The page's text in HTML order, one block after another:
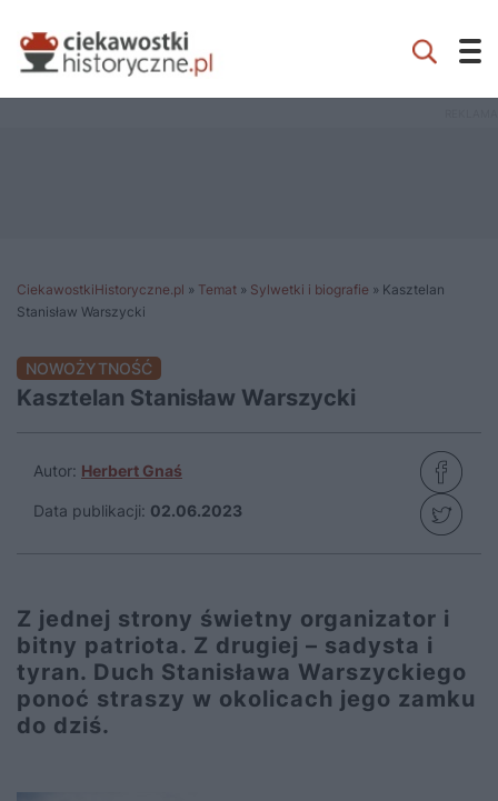
CiekawostkiHistoryczne.pl » Temat » Sylwetki i biografie » Kasztelan
Stanisław Warszycki
NOWOŻYTNOŚĆ
Kasztelan Stanisław Warszycki
Autor: Herbert Gnaś
Data publikacji: 02.06.2023
Z jednej strony świetny organizator i
bitny patriota. Z drugiej – sadysta i
tyran. Duch Stanisława Warszyckiego
ponoć straszy w okolicach jego zamku
do dziś.